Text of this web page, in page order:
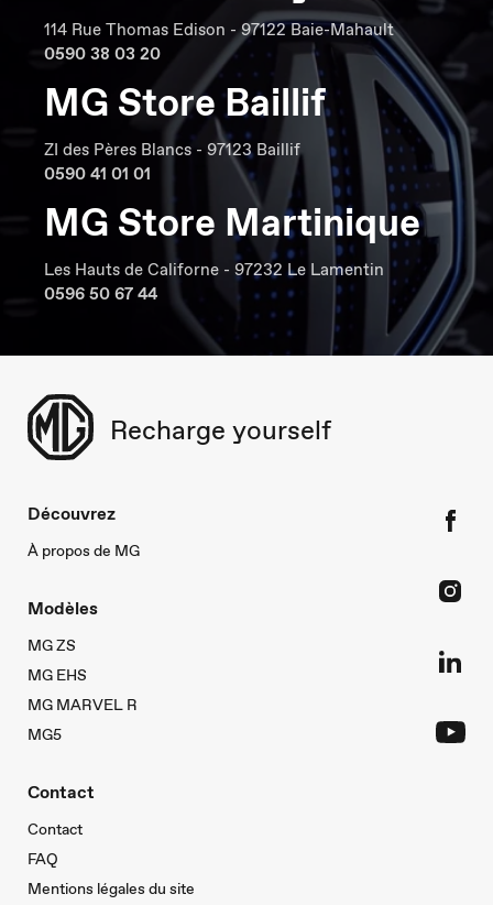
114 Rue Thomas Edison - 97122 Baie-Mahault
0590 38 03 20
MG Store Baillif
ZI des Pères Blancs - 97123 Baillif
0590 41 01 01
MG Store Martinique
Les Hauts de Californe - 97232 Le Lamentin
0596 50 67 44
Recharge yourself
Découvrez
À propos de MG
Modèles
MG ZS
MG EHS
MG MARVEL R
MG5
Contact
Contact
FAQ
Mentions légales du site